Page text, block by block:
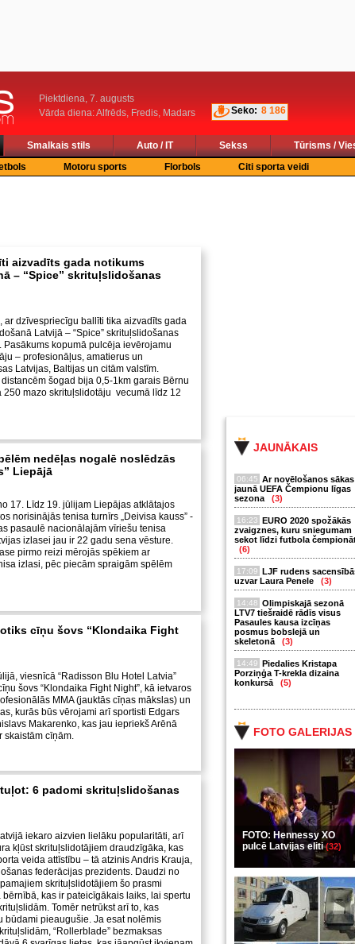
Piektdiena, 7. augusts
Vārda diena: Alfrēds, Fredis, Madars
Seko: 8 186
Smalkais stils Auto / IT Sekss
Tūrisms /
Motoru sports Florbols Citi sporta veidi
JAUNĀKAIS
06:45 Ar novēlošanos sākas
jaunā UEFA Čempionu līgas
sezona
(3)
16:23 EURO 2020 spožākās
zvaigznes, kuru sniegumam
sekot līdzi futbola
(6)
17:09 LJF rudens
uzvar Laura Penele
(3)
14:48 Olimpiskajā sezonā
LTV7 tiešraidē rādīs visus
Pasaules kausa izcīņas
posmus bobslejā un
skeletonā
(3)
14:49 Piedalies Kristapa
Porziņģa T-krekla dizaina
konkursā
(5)
FOTO GALERIJAS
FOTO: Hennessy XO
pulcē Latvijas eliti(32)
aizvadīts gada notikums
– “Spice” skrituļslidošanas
ar dzīvespriecīgu ballīti tika aizvadīts gada
Latvijā – “Spice” skrituļslidošanas
Pasākums kopumā pulcēja ievērojamu
– profesionāļus, amatierus un
Latvijas, Baltijas un citām valstīm.
šogad bija 0,5-1km garais Bērnu
250 mazo skrituļslidotāju vecumā līdz 12
nedēļas nogalē noslēdzās
Liepājā
17. Līdz 19. jūlijam Liepājas atklātajos
norisinājās tenisa turnīrs „Deivisa kauss” -
pasaulē nacionālajām vīriešu tenisa
izlasei jau ir 22 gadu sena vēsture.
pirmo reizi mērojās spēkiem ar
izlasi, pēc piecām spraigām spēlēm
cīņu šovs “Klondaika Fight
viesnīcā “Radisson Blu Hotel Latvia”
šovs “Klondaika Fight Night”, kā ietvaros
MMA (jauktās cīņas mākslas) un
kurās būs vērojami arī sportisti Edgars
Makarenko, kas jau iepriekš Arēnā
skaistām cīņām.
6 padomi skrituļslidošanas
iekaro aizvien lielāku popularitāti, arī
kļūst skrituļslidotājiem draudzīgāka, kas
veida attīstību – tā atzinis Andris Krauja,
federācijas prezidents. Daudzi no
skrituļslidotājiem šo prasmi
kas ir pateicīgākais laiks, lai spertu
Tomēr netrūkst arī to, kas
būdami pieaugušie. Ja esat nolēmis
“Rollerblade” bezmaksas